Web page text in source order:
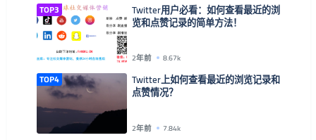
TOP3 Twitter用户必看：如何查看最近的浏
览和点赞记录的简单方法！
2年前 8.67k
TOP4 Twitter上如何查看最近的浏览记录和
点赞情况？
2年前 7.84k